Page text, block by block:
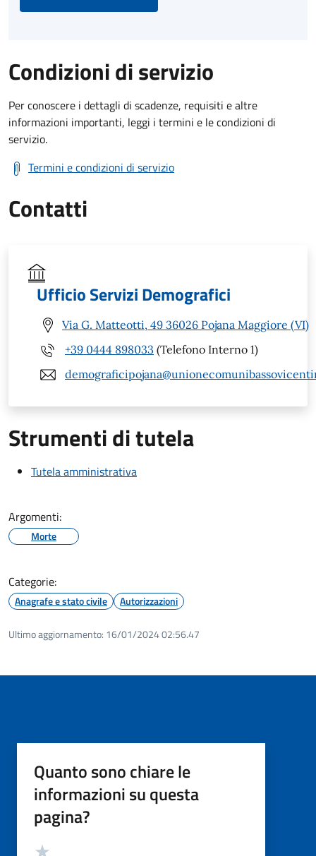
Condizioni di servizio
Per conoscere i dettagli di scadenze, requisiti e altre
informazioni importanti, leggi i termini e le condizioni di
servizio.
Termini e condizioni di servizio
Contatti
Ufficio Servizi Demografici
Via G. Matteotti, 49 36026 Pojana Maggiore (VI)
+39 0444 898033 (Telefono Interno 1)
Strumenti di tutela
Tutela amministrativa
Argomenti:
Morte
Categorie:
Anagrafe e stato civile Autorizzazioni
Ultimo aggiornamento: 16/01/2024 02:56.47
Quanto sono chiare le
informazioni su questa
pagina?
Valutazione